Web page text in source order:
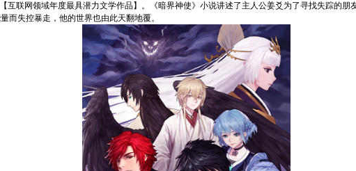
互联网领域年度最具潜力文学作品】。《暗界神使》小说讲述了主人公姜爻为了寻找失踪的
而失控暴走，他的世界也由此天翻地覆。